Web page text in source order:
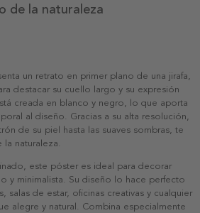
de la naturaleza
un retrato en primer plano de una jirafa,
destacar su cuello largo y su expresión
creada en blanco y negro, lo que aporta
al diseño. Gracias a su alta resolución,
de su piel hasta las suaves sombras, te
la naturaleza.
este póster es ideal para decorar
y minimalista. Su diseño lo hace perfecto
salas de estar, oficinas creativas y cualquier
alegre y natural. Combina especialmente